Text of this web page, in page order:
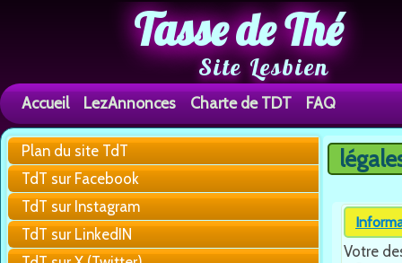
Tasse de Thé
Site Lesbien
Accueil LezAnnonces Charte de TDT FAQ
Plan du site TdT
TdT sur Facebook
TdT sur Instagram
TdT sur LinkedIN
You are
Votre